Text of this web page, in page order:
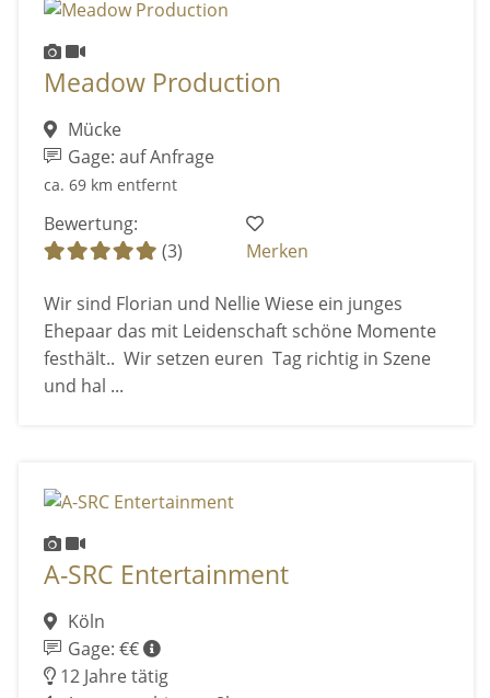
Meadow Production
Mücke
Gage: auf Anfrage
ca. 69 km entfernt
Bewertung:
(3)
Merken
Wir sind Florian und Nellie Wiese ein junges
Ehepaar das mit Leidenschaft schöne Momente
festhält.. Wir setzen euren Tag richtig in Szene
und hal ...
A-SRC Entertainment
Köln
Gage: €€
12 Jahre tätig